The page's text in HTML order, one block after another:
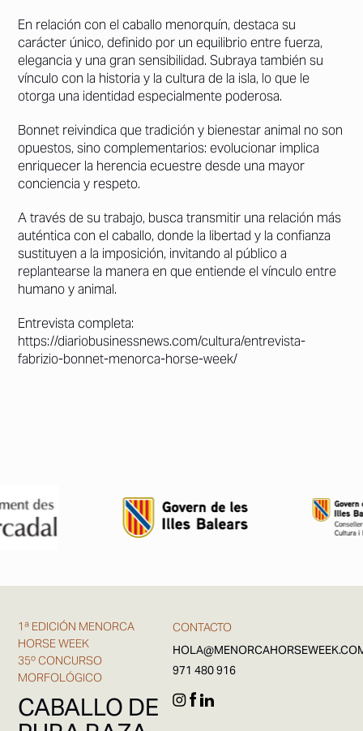
En relación con el caballo menorquín, destaca su
carácter único, definido por un equilibrio entre fuerza,
elegancia y una gran sensibilidad. Subraya también su
vínculo con la historia y la cultura de la isla, lo que le
otorga una identidad especialmente poderosa.
Bonnet reivindica que tradición y bienestar animal no son
opuestos, sino complementarios: evolucionar implica
enriquecer la herencia ecuestre desde una mayor
conciencia y respeto.
A través de su trabajo, busca transmitir una relación más
auténtica con el caballo, donde la libertad y la confianza
sustituyen a la imposición, invitando al público a
replantearse la manera en que entiende el vínculo entre
humano y animal.
Entrevista completa:
https://diariobusinessnews.com/cultura/entrevista-
fabrizio-bonnet-menorca-horse-week/
1ª EDICIÓN MENORCA
HORSE WEEK
35º CONCURSO
MORFOLÓGICO
CABALLO DE
CONTACTO
971 480 916